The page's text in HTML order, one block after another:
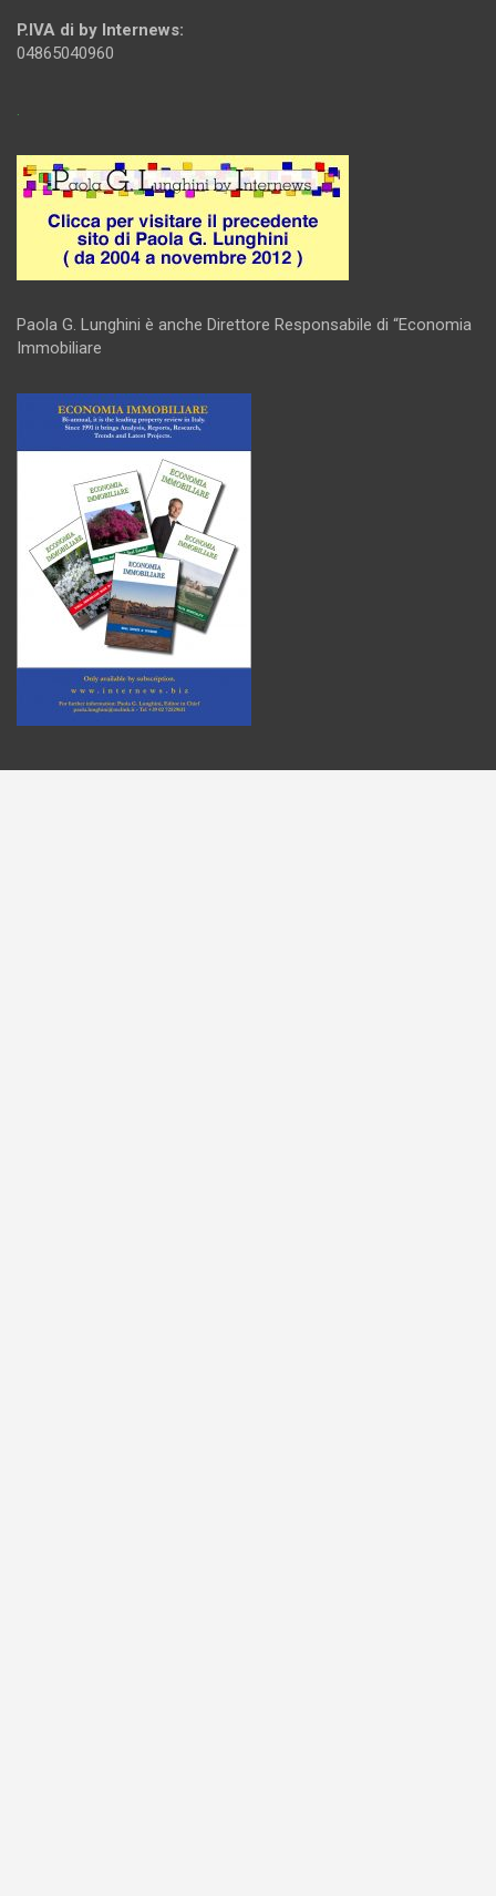
P.IVA di by Internews:
04865040960
.
Paola G. Lunghini è anche Direttore Responsabile di “Economia
Immobiliare